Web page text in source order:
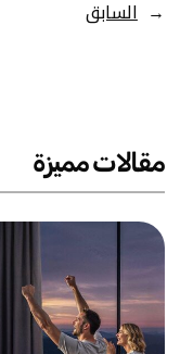
← السابق
مقالات مميزة